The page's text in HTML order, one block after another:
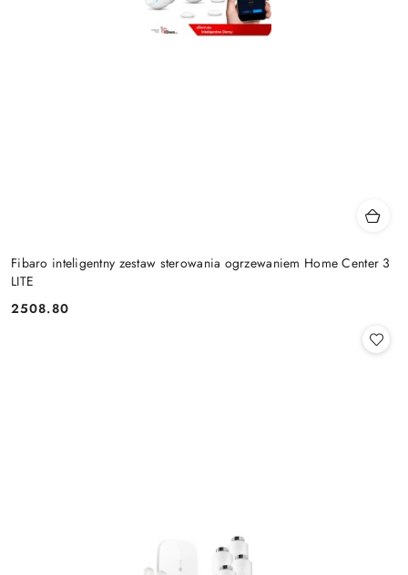
Fibaro inteligentny zestaw sterowania ogrzewaniem Home Center 3
LITE
Cena:
2508.80